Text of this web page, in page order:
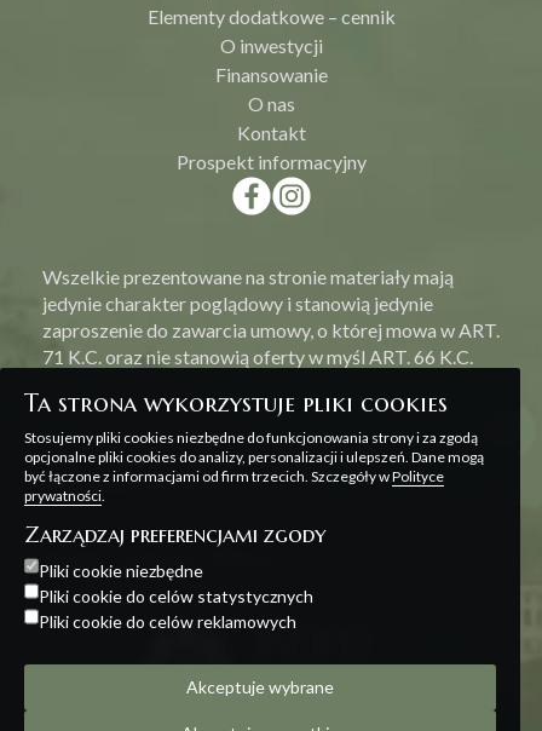
Elementy dodatkowe – cennik
O inwestycji
Finansowanie
O nas
Kontakt
Prospekt informacyjny
Wszelkie prezentowane na stronie materiały mają
jedynie charakter poglądowy i stanowią jedynie
zaproszenie do zawarcia umowy, o której mowa w ART.
71 K.C. oraz nie stanowią oferty w myśl ART. 66 K.C.
Polityka prywatności
Ta strona wykorzystuje pliki cookies
Stosujemy pliki cookies niezbędne do funkcjonowania strony i za zgodą
opcjonalne pliki cookies do analizy, personalizacji i ulepszeń. Dane mogą
być łączone z informacjami od firm trzecich. Szczegóły wPolityce
prywatności.
Zarządzaj preferencjami zgody
Pliki cookie niezbędne
Pliki cookie do celów statystycznych
Pliki cookie do celów reklamowych
Akceptuje wybrane